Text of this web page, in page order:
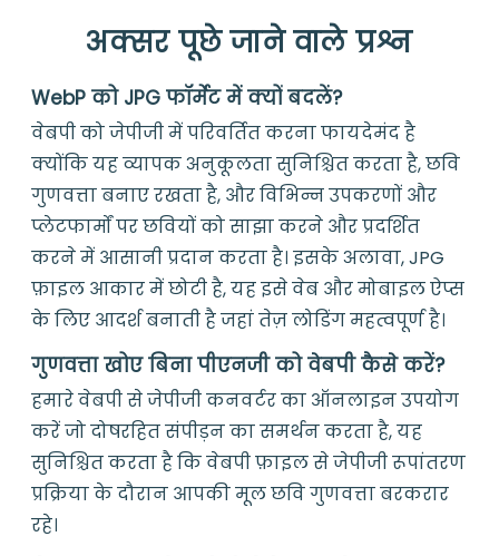
अक्सर पूछे जाने वाले प्रश्न
WebP को JPG फॉर्मेट में क्यों बदलें?
वेबपी को जेपीजी में परिवर्तित करना फायदेमंद है
क्योंकि यह व्यापक अनुकूलता सुनिश्चित करता है, छवि
गुणवत्ता बनाए रखता है, और विभिन्न उपकरणों और
प्लेटफार्मों पर छवियों को साझा करने और प्रदर्शित
करने में आसानी प्रदान करता है। इसके अलावा, JPG
फ़ाइल आकार में छोटी है, यह इसे वेब और मोबाइल ऐप्स
के लिए आदर्श बनाती है जहां तेज़ लोडिंग महत्वपूर्ण है।
गुणवत्ता खोए बिना पीएनजी को वेबपी कैसे करें?
हमारे वेबपी से जेपीजी कनवर्टर का ऑनलाइन उपयोग
करें जो दोषरहित संपीड़न का समर्थन करता है, यह
सुनिश्चित करता है कि वेबपी फ़ाइल से जेपीजी रूपांतरण
प्रक्रिया के दौरान आपकी मूल छवि गुणवत्ता बरकरार
रहे।